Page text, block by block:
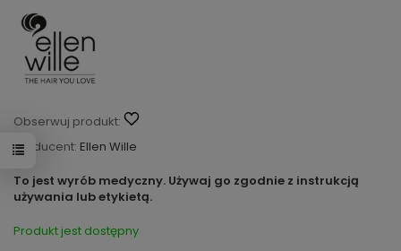
Obserwuj produkt:
Producent: Ellen Wille
To jest wyrób medyczny. Używaj go zgodnie z instrukcją
używania lub etykietą.
Produkt jest dostępny